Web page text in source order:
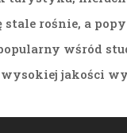
stale rośnie, a
wśród
jakości